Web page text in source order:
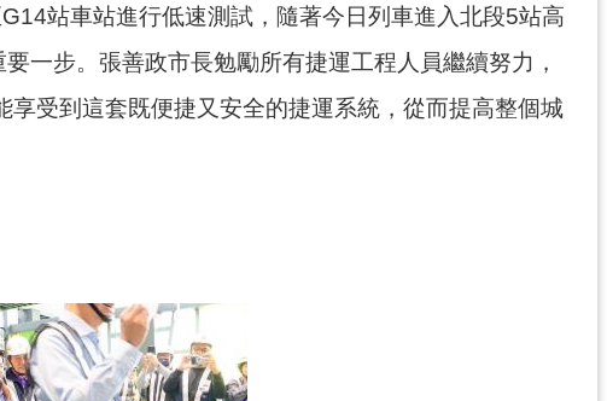
站車站進行低速測試，隨著今日列車進入北段5站高
一步。張善政市長勉勵所有捷運工程人員繼續努力，
受到這套既便捷又安全的捷運系統，從而提高整個城